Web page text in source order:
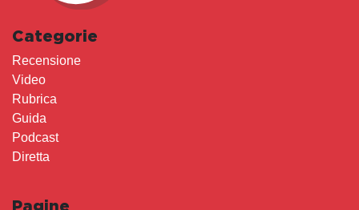
Categorie
Recensione
Video
Rubrica
Guida
Podcast
Diretta
Pagine